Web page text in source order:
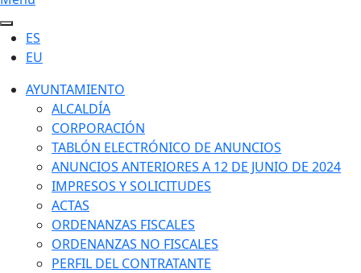
ES
EU
AYUNTAMIENTO
ALCALDÍA
CORPORACIÓN
TABLÓN ELECTRÓNICO DE ANUNCIOS
ANUNCIOS ANTERIORES A 12 DE JUNIO DE 2024
IMPRESOS Y SOLICITUDES
ACTAS
ORDENANZAS FISCALES
ORDENANZAS NO FISCALES
PERFIL DEL CONTRATANTE